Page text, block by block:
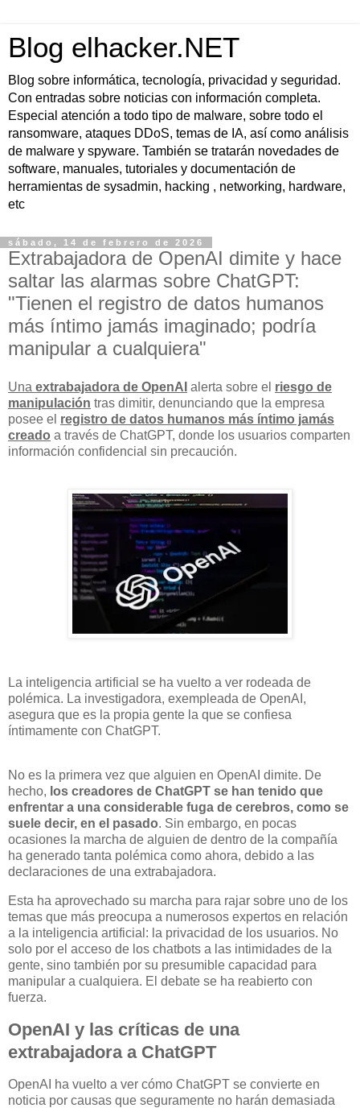
Blog elhacker.NET
Blog sobre informática, tecnología, privacidad y seguridad.
Con entradas sobre noticias con información completa.
Especial atención a todo tipo de malware, sobre todo el
ransomware, ataques DDoS, temas de IA, así como análisis
de malware y spyware. También se tratarán novedades de
software, manuales, tutoriales y documentación de
herramientas de sysadmin, hacking , networking, hardware,
etc
sábado, 14 de febrero de 2026
Extrabajadora de OpenAI dimite y hace
saltar las alarmas sobre ChatGPT:
"Tienen el registro de datos humanos
más íntimo jamás imaginado; podría
manipular a cualquiera"
Una extrabajadora de OpenAI alerta sobre el riesgo de
manipulación tras dimitir, denunciando que la empresa
posee el registro de datos humanos más íntimo jamás
creado a través de ChatGPT, donde los usuarios comparten
información confidencial sin precaución.
La inteligencia artificial se ha vuelto a ver rodeada de
polémica. La investigadora, exempleada de OpenAI,
asegura que es la propia gente la que se confiesa
íntimamente con ChatGPT.
No es la primera vez que alguien en OpenAI dimite. De
hecho, los creadores de ChatGPT se han tenido que
enfrentar a una considerable fuga de cerebros, como se
suele decir, en el pasado. Sin embargo, en pocas
ocasiones la marcha de alguien de dentro de la compañía
ha generado tanta polémica como ahora, debido a las
declaraciones de una extrabajadora.
Esta ha aprovechado su marcha para rajar sobre uno de los
temas que más preocupa a numerosos expertos en relación
a la inteligencia artificial: la privacidad de los usuarios. No
solo por el acceso de los chatbots a las intimidades de la
gente, sino también por su presumible capacidad para
manipular a cualquiera. El debate se ha reabierto con
fuerza.
OpenAI y las críticas de una
extrabajadora a ChatGPT
OpenAI ha vuelto a ver cómo ChatGPT se convierte en
noticia por causas que seguramente no harán demasiada